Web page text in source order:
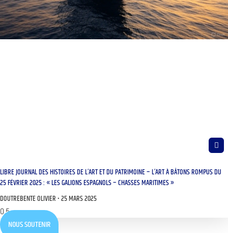
LIBRE JOURNAL DES HISTOIRES DE L’ART ET DU PATRIMOINE – L’ART À BÂTONS ROMPUS DU
25 FÉVRIER 2025 : « LES GALIONS ESPAGNOLS – CHASSES MARITIMES »
DOUTREBENTE OLIVIER 25 MARS 2025
NOUS SOUTENIR